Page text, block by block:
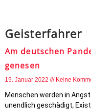
Geisterfahrer
Am deutschen
genesen
19. Januar 2022 Keine
Menschen werden in
unendlich geschädigt,